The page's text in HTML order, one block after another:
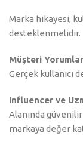
Marka hikayesi,
desteklenmelidir.
Müşteri
Gerçek kullanıcı
Influencer ve
Alanında
markaya değer